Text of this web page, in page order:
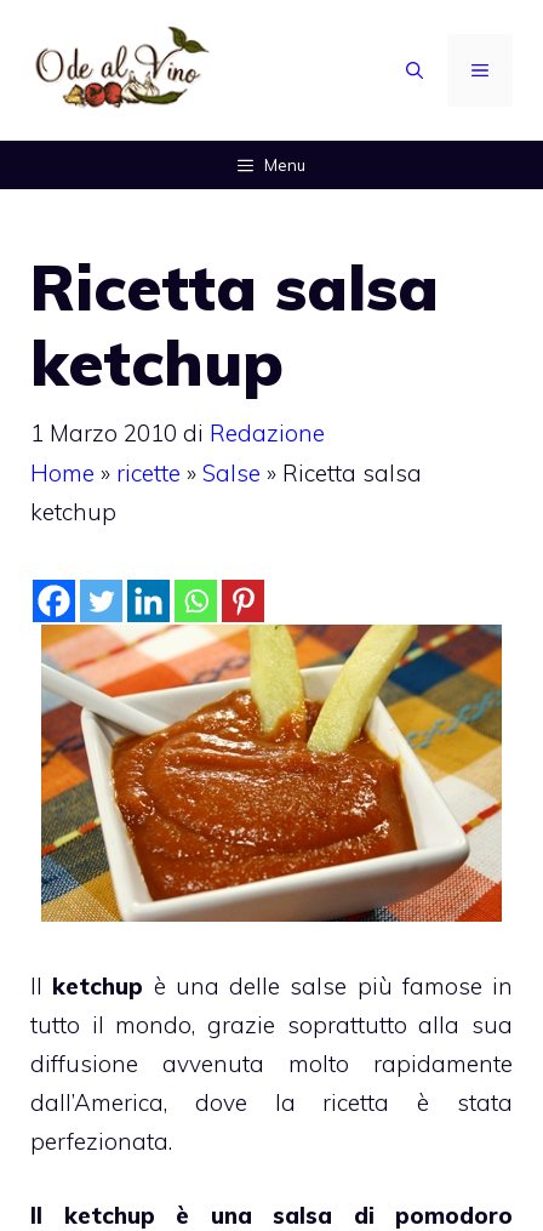
contenuto
MENU
Menu
Ricetta salsa
ketchup
1 Marzo 2010 di Redazione
Home » ricette » Salse » Ricetta salsa
ketchup
Il ketchup è una delle salse più famose in
tutto il mondo, grazie soprattutto alla sua
diffusione avvenuta molto rapidamente
dall’America, dove la ricetta è stata
perfezionata.
Il ketchup è una salsa di pomodoro